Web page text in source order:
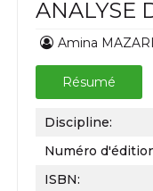
ANALYSE
Amina
Résumé
Discipline:
Numéro
ISBN: